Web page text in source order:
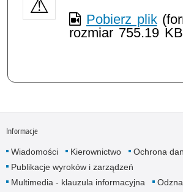
Pobierz plik
rozmiar 755.19
Informacje
Wiadomości Kierownictwo
Ochrona
Publikacje wyroków i zarządzeń
Multimedia - klauzula informacyjna